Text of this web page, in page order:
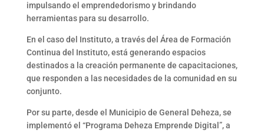
impulsando el emprendedorismo y brindando
herramientas para su desarrollo.
En el caso del Instituto, a través del Área de Formación
Continua del Instituto, está generando espacios
destinados a la creación permanente de capacitaciones,
que responden a las necesidades de la comunidad en su
conjunto.
Por su parte, desde el Municipio de General Deheza, se
implementó el “Programa Deheza Emprende Digital”, a